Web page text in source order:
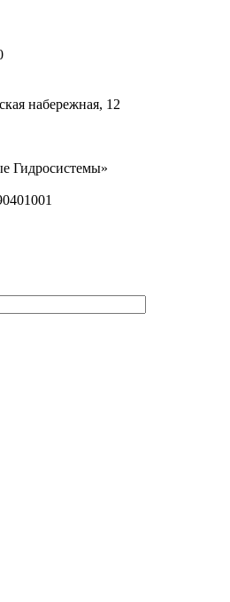
набережная, 12
Гидросистемы»